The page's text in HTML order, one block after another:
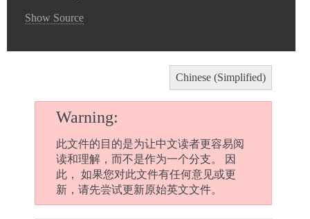
Show Source
Chinese (Simplified)
Warning
此文件的目的是为让中文读者更容易阅
读和理解，而不是作为一个分支。 因
此， 如果您对此文件有任何意见或更
新，请先尝试更新原始英文文件。